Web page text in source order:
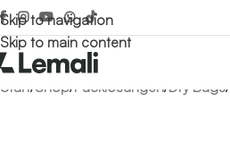
Skip to navigation
Skip to main content
Start/Shop/Packlösungen/Dry Bags/